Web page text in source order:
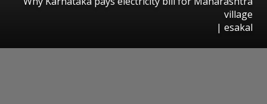
village
| esakal